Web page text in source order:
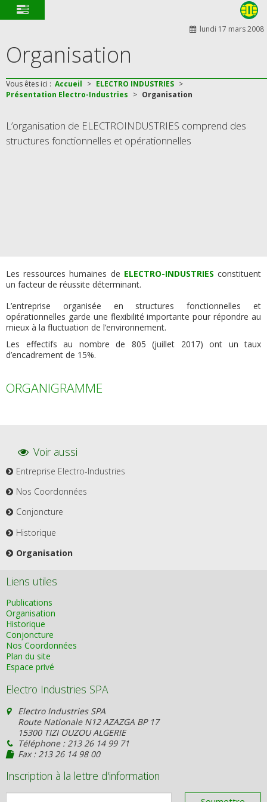
lundi 17 mars 2008
Organisation
Vous êtes ici : Accueil > ELECTRO INDUSTRIES >
Présentation Electro-Industries > Organisation
L’organisation de ELECTROINDUSTRIES comprend des
structures fonctionnelles et opérationnelles
Les ressources humaines de ELECTRO-INDUSTRIES constituent
un facteur de réussite déterminant.
L’entreprise organisée en structures fonctionnelles et
opérationnelles garde une flexibilité importante pour répondre au
mieux à la fluctuation de l’environnement.
Les effectifs au nombre de 805 (juillet 2017) ont un taux
d’encadrement de 15%.
ORGANIGRAMME
Voir aussi
Entreprise Electro-Industries
Nos Coordonnées
Conjoncture
Historique
Organisation
Liens utiles
Publications
Organisation
Historique
Conjoncture
Nos Coordonnées
Plan du site
Espace privé
Electro Industries SPA
Electro Industries SPA
Route Nationale N12 AZAZGA BP 17
15300 TIZI OUZOU ALGERIE
Téléphone : 213 26 14 99 71
Fax : 213 26 14 98 00
Inscription à la lettre d'information